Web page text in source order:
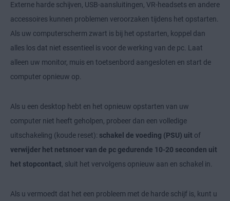
Externe harde schijven, USB-aansluitingen, VR-headsets en andere
accessoires kunnen problemen veroorzaken tijdens het opstarten.
Als uw computerscherm zwart is bij het opstarten, koppel dan
alles los dat niet essentieel is voor de werking van de pc. Laat
alleen uw monitor, muis en toetsenbord aangesloten en start de
computer opnieuw op.
Als u een desktop hebt en het opnieuw opstarten van uw
computer niet heeft geholpen, probeer dan een volledige
uitschakeling (koude reset): schakel de voeding (PSU) uit of
verwijder het netsnoer van de pc gedurende 10-20 seconden uit
het stopcontact, sluit het vervolgens opnieuw aan en schakel in.
Als u vermoedt dat het een probleem met de harde schijf is, kunt u